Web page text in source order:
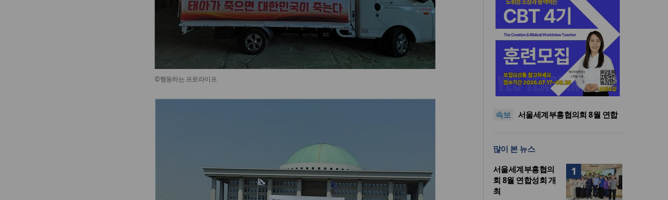
©행동하는 프로라이프
속보
“한국 복음의 시작에는 미국보
다 먼저 일본이 있었습니다”
“기도로 시작한 스틸 美 대사,
중단하라”
서울세계부흥협의회 8월 연합
협력
다 먼저 일본이 있었습니다”
“기도로 시작한 스틸 美 대사,
한미동맹의 가교 되어주길”
많이 본 뉴스
1
서울세계부흥협의
회 8월 연합성회 개
최